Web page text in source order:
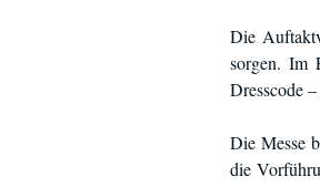
Die
sorgen. Im
Dresscode
Die Messe
die